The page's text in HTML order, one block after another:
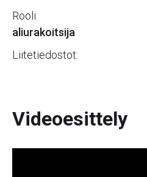
Rooli:
aliurakoitsija
Liitetiedostot:
Videoesittely